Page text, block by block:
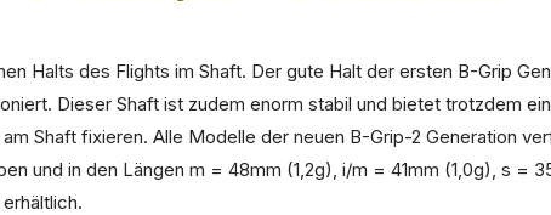
Halts des Flights im Shaft. Der gute Halt der ersten B-Grip
Dieser Shaft ist zudem enorm stabil und bietet trotzdem
Shaft fixieren. Alle Modelle der neuen B-Grip-2 Generation
und in den Längen m = 48mm (1,2g), i/m = 41mm (1,0g), s =